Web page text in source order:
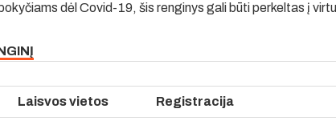
dėl Covid-19, šis renginys gali būti perkeltas į
Laisvos vietos Registracija